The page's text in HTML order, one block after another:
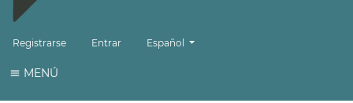
Registrarse Entrar Cambiar el idioma. El idioma actual es:
Español
MENÚ